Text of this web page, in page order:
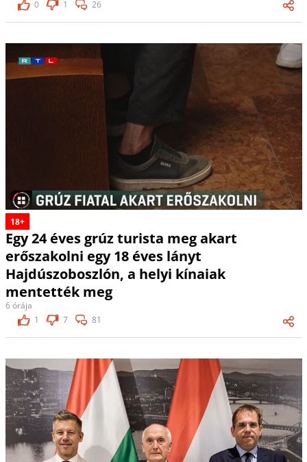
0 1 26
18+
Egy 24 éves grúz turista meg akart
erőszakolni egy 18 éves lányt
Hajdúszoboszlón, a helyi kínaiak
mentették meg
6 órája
1
7 81